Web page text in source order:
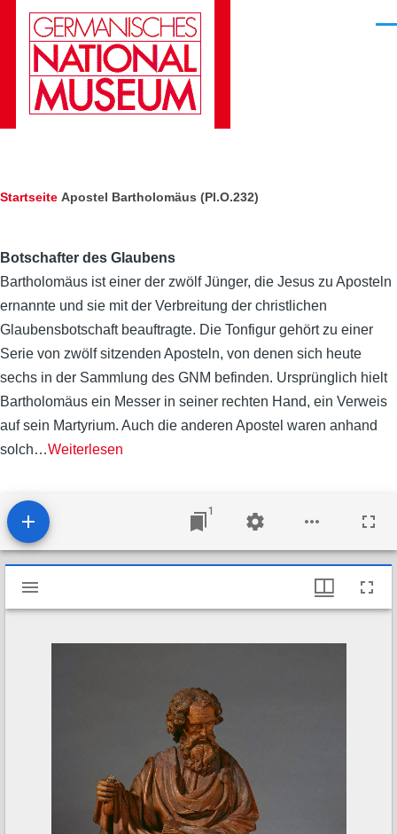
Direkt zum Inhalt
Pfadnavigation
Startseite Apostel Bartholomäus (Pl.O.232)
Botschafter des Glaubens
Bartholomäus ist einer der zwölf Jünger, die Jesus zu Aposteln
ernannte und sie mit der Verbreitung der christlichen
Glaubensbotschaft beauftragte. Die Tonfigur gehört zu einer
Serie von zwölf sitzenden Aposteln, von denen sich heute
sechs in der Sammlung des GNM befinden. Ursprünglich hielt
Bartholomäus ein Messer in seiner rechten Hand, ein Verweis
auf sein Martyrium. Auch die anderen Apostel waren anhand
solch…Weiterlesen
1
M
i